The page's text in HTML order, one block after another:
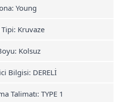
Young
Tipi: Kruvaze
Kolsuz
Bilgisi: DERELİ
Talimatı: TYPE 1